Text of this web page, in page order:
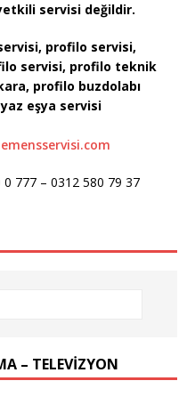
servisi değildir.
profilo servisi,
servisi, profilo teknik
profilo buzdolabı
eşya servisi
777 – 0312 580 79 37
– TELEVİZYON